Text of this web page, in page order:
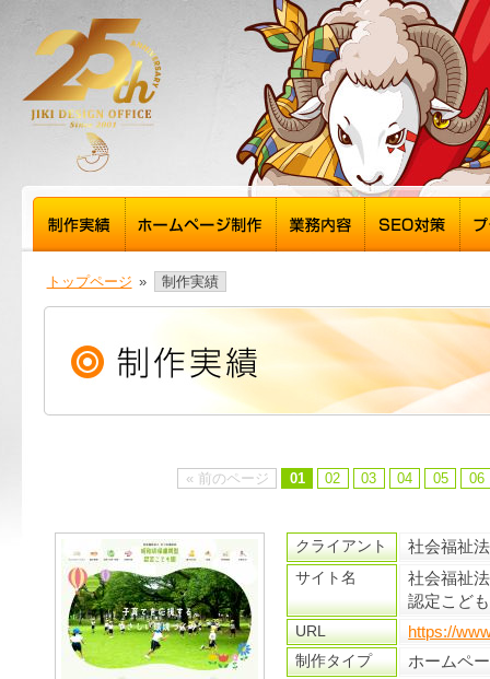
トップページ » 制作実績
« 前のページ 01 02 03 04 05 06
クライアント 社会福祉
サイト名
社会福祉
認定こど
URL https://
制作タイプ ホームペ